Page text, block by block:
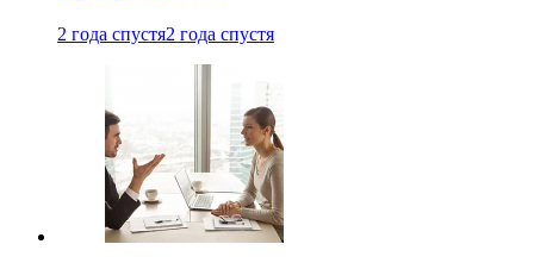
2 года спустя2 года спустя